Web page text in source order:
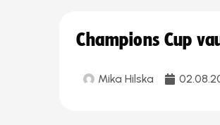
Champions Cup
Mika Hilska